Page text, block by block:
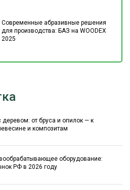
Современные абразивные решения
для производства: БАЗ на WOODEX
2025
от бруса и опилок — к
и композитам
оборудование:
РФ в 2026 году